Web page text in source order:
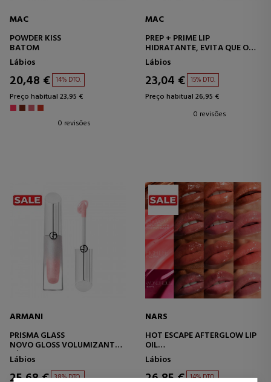
MAC
POWDER KISS
BATOM
Lábios
20,48 € 14% DTO.
Preço habitual 23,95 €
0 revisões
MAC
PREP + PRIME LIP
HIDRATANTE, EVITA QUE O
BATOM BORRE, RETEXTURIZA
Lábios
23,04 € 15% DTO.
Preço habitual 26,95 €
0 revisões
ARMANI
PRISMA GLASS
NOVO GLOSS VOLUMIZANTE -
LÁBIOS HIDRATADOS 24H -
BRILHO EFEITO SORVETE
Lábios
38% DTO.
NARS
HOT ESCAPE AFTERGLOW LIP
OIL
BRILHO LABIAL
Lábios
14% DTO.